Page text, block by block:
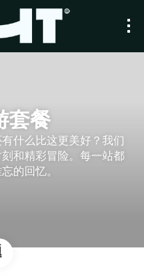
套餐
什么比这更美好？我们
和精彩冒险。每一站都
的回忆。